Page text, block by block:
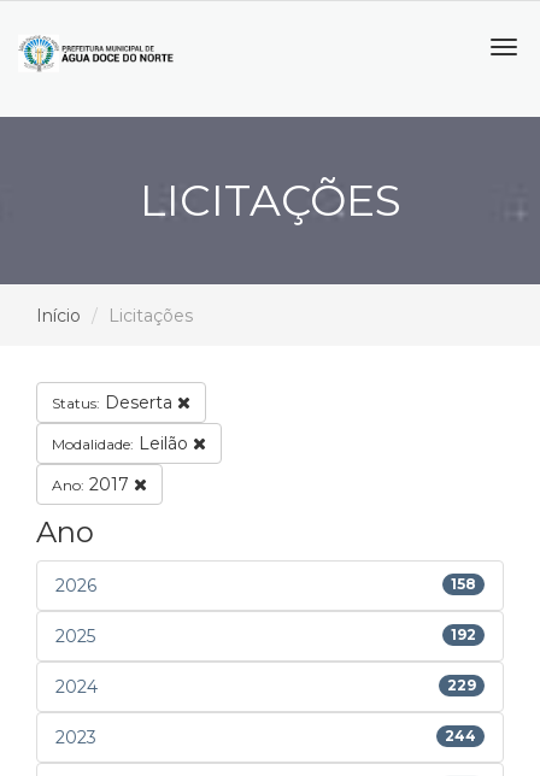
LICITAÇÕES
Início Licitações
Status: Deserta
Modalidade: Leilão
Ano: 2017
Ano
2026 158
2025 192
2024 229
2023 244